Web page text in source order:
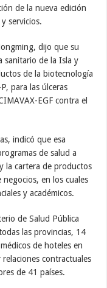
de la nueva edición
servicios.
dijo que su
sanitario de la Isla y
de la biotecnología
para las úlceras
EGF contra el
indicó que esa
de salud a
la cartera de productos
en los cuales
y académicos.
de Salud Pública
las provincias, 14
de hoteles en
contractuales
de 41 países.